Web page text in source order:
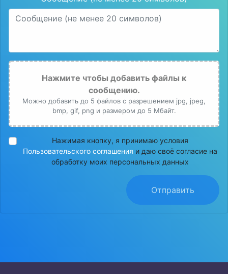
Нажмите чтобы добавить файлы к
сообщению.
Можно добавить до 5 файлов с разрешением jpg, jpeg,
bmp, gif, png и размером до 5 Мбайт.
Нажимая кнопку, я принимаю условия
Пользовательского соглашения и даю своё согласие на
обработку моих персональных данных
Отправить